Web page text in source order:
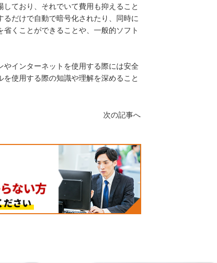
ており、それでいて費用も抑えること
だけで自動で暗号化されたり、同時に
くことができることや、一般的ソフト
インターネットを使用する際には安全
使用する際の知識や理解を深めること
次の記事へ